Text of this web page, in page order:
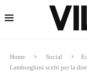
Home Social
Lamborghini scelti per la